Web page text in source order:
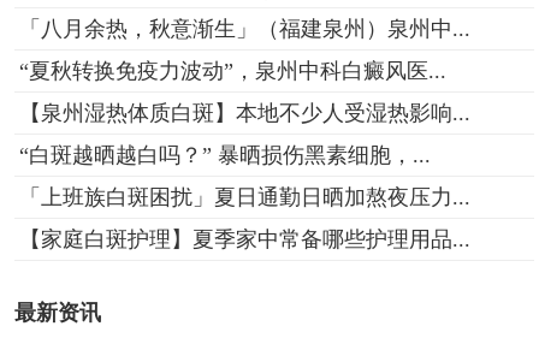
「八月余热，秋意渐生」（福建泉州）泉州中...
“夏秋转换免疫力波动”，泉州中科白癜风医...
【泉州湿热体质白斑】本地不少人受湿热影响...
“白斑越晒越白吗？” 暴晒损伤黑素细胞，...
「上班族白斑困扰」夏日通勤日晒加熬夜压力...
【家庭白斑护理】夏季家中常备哪些护理用品...
最新资讯